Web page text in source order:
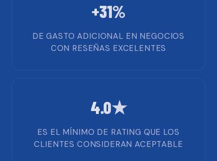
+31%
DE GASTO ADICIONAL EN NEGOCIOS
CON RESEÑAS EXCELENTES
4.0★
ES EL MÍNIMO DE RATING QUE LOS
CLIENTES CONSIDERAN ACEPTABLE